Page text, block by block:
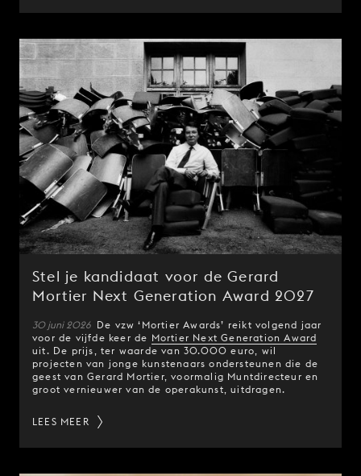
Stel je kandidaat voor de Gerard
Mortier Next Generation Award 2027
30 juni 2026 De vzw ‘Mortier Awards’ reikt volgend jaar
voor de vijfde keer de Mortier Next Generation Award
uit. De prijs, ter waarde van 30.000 euro, wil
projecten van jonge kunstenaars ondersteunen die de
geest van Gerard Mortier, voormalig Muntdirecteur en
groot vernieuwer van de operakunst, uitdragen.
LEES MEER